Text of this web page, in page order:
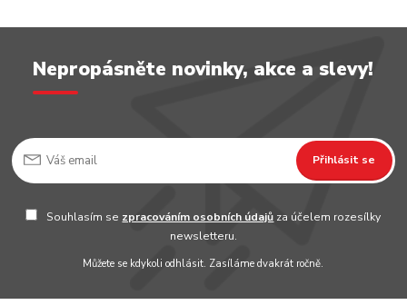
Nepropásněte novinky, akce a slevy!
Přihlásit se
Souhlasím se zpracováním osobních údajů za účelem rozesílky
newsletteru.
Můžete se kdykoli odhlásit. Zasíláme dvakrát ročně.